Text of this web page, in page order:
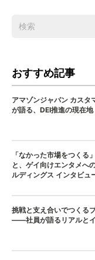
おすすめ記事
アマゾンジャパン カスタ
が語る、DEI推進の現在地
「なかった市場をつくる
と、ゲイ向けエンタメへ
ルディングス インタビュ
挑戦と支え合いでつくる
——社員が語るリアルと